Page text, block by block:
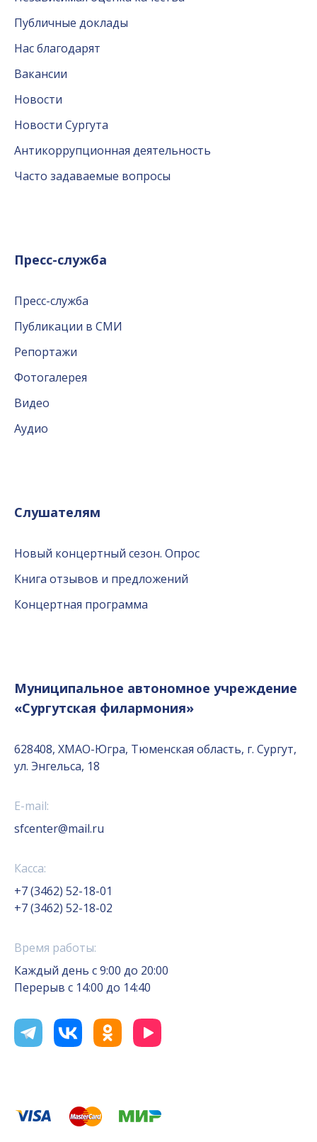
Публичные доклады
Нас благодарят
Вакансии
Новости
Новости Сургута
Антикоррупционная деятельность
Часто задаваемые вопросы
Пресс-служба
Пресс-служба
Публикации в СМИ
Репортажи
Фотогалерея
Видео
Аудио
Слушателям
Новый концертный сезон. Опрос
Книга отзывов и предложений
Концертная программа
Муниципальное автономное учреждение
«Сургутская филармония»
628408, ХМАО-Югра, Тюменская область, г. Сургут,
ул. Энгельса, 18
E-mail:
sfcenter@mail.ru
Касса:
+7 (3462) 52-18-01
+7 (3462) 52-18-02
Время работы:
Каждый день с 9:00 до 20:00
Перерыв с 14:00 до 14:40